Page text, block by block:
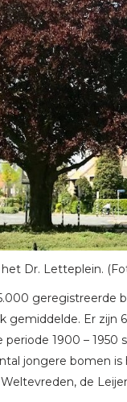
Dr. Letteplein.
geregistreerde
gemiddelde. Er zijn
1900 –
jongere bomen
de